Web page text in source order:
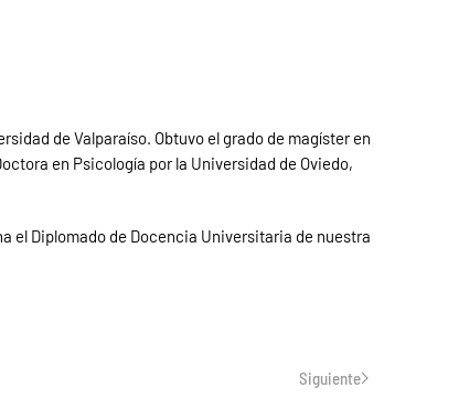
de Valparaíso. Obtuvo el grado de magíster en
en Psicología por la Universidad de Oviedo,
el Diplomado de Docencia Universitaria de nuestra
Siguiente